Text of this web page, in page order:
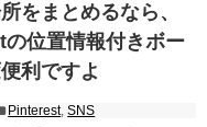
をまとめるなら、
位置情報付きボー
利ですよ
Pinterest,SNS